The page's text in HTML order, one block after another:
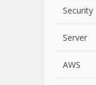
Security
Server
AWS